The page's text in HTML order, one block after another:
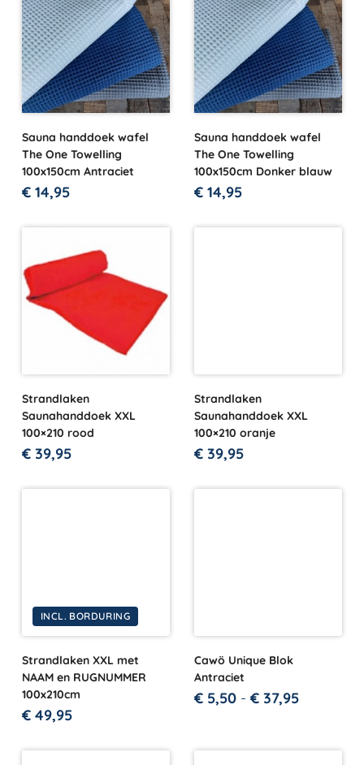
Sauna handdoek wafel
The One Towelling
100x150cm Antraciet
€ 14,95
Sauna handdoek wafel
The One Towelling
100x150cm Donker blauw
€ 14,95
Strandlaken
Saunahanddoek XXL
100×210 rood
€ 39,95
Strandlaken
Saunahanddoek XXL
100×210 oranje
€ 39,95
INCL. BORDURING
Strandlaken XXL met
NAAM en RUGNUMMER
100x210cm
€ 49,95
Cawö Unique Blok
Antraciet
€ 5,50 - € 37,95